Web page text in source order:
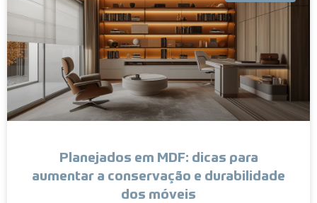
Planejados em MDF: dicas para
aumentar a conservação e durabilidade
dos móveis